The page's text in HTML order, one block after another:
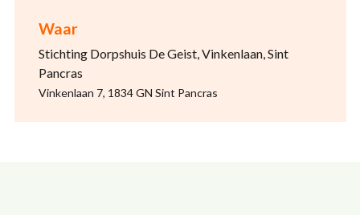
Waar
Stichting Dorpshuis De Geist, Vinkenlaan, Sint
Pancras
Vinkenlaan 7, 1834 GN Sint Pancras